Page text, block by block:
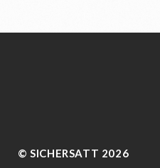
© SICHERSATT 2026